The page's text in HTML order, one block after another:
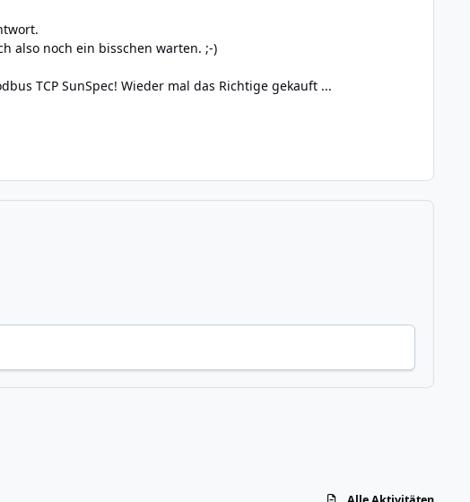
also noch ein bisschen warten. ;-)
TCP SunSpec! Wieder mal das Richtige gekauft ...